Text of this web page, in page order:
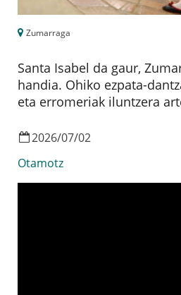
Zumarraga
Santa Isabel da gaur,
handia. Ohiko ezpata-
eta erromeriak iluntzera
2026/07/02
Otamotz